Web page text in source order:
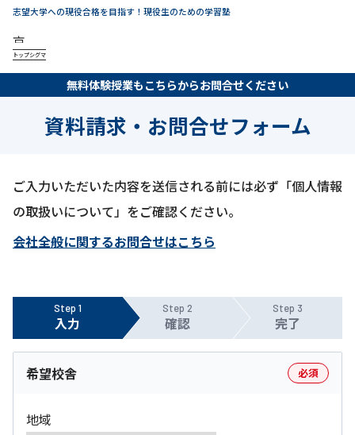
志望大学への現役合格を目指す！現役生のための学習塾
トップシグマ
資料請求・お問合せフォーム
無料体験授業もこちらからお問合せください
ご入力いただいた内容を送信される前には必ず「個人情報
の取扱いについて」をご確認ください。
会社全般に関するお問合せはこちら
Step 1
入力
Step 2
確認
Step 3
完了
希望校舎 必須
地域